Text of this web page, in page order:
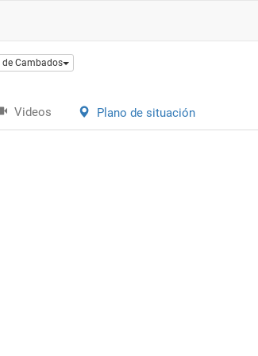
de Cambados
Videos Plano de situación